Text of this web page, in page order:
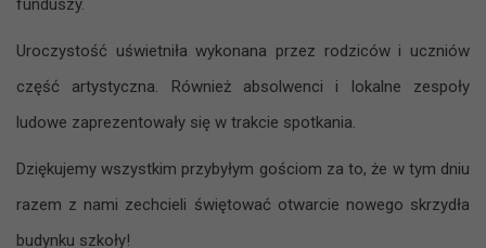
funduszy.
Uroczystość uświetniła wykonana przez rodziców i uczniów
część artystyczna. Również absolwenci i lokalne zespoły
ludowe zaprezentowały się w trakcie spotkania.
Dziękujemy wszystkim przybyłym gościom za to, że w tym dniu
razem z nami zechcieli świętować otwarcie nowego skrzydła
budynku szkoły!